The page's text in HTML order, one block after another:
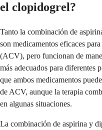
el clopidogrel?
Tanto la combinación de
son medicamentos eficaces
(ACV), pero funcionan de
más adecuados para diferentes
que ambos medicamentos
de ACV, aunque la terapia
en algunas situaciones.
La combinación de aspirina y